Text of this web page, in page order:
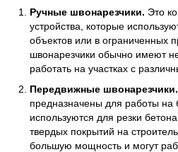
Ручные швонарезчики. Это
устройства, которые
объектов или в ограниченных
швонарезчики обычно имеют
работать на участках с
Передвижные швонарезчики.
предназначены для работы
используются для резки
твердых покрытий на
большую мощность и могут